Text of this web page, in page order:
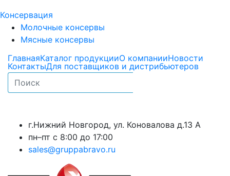
Консервация
Молочные консервы
Мясные консервы
ГлавнаяКаталог продукцииО компанииНовости
КонтактыДля поставщиков и дистрибьютеров
г.Нижний Новгород, ул. Коновалова д.13 А
пн–пт с 8:00 до 17:00
sales@gruppabravo.ru